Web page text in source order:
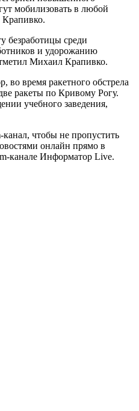
мобилизовать в любой
безработицы среди
и удорожанию
Михаил Крапивко.
во время ракетного обстрела
ракеты по Кривому Рогу.
учебного заведения,
чтобы не пропустить
онлайн прямо в
канале Информатор Live.